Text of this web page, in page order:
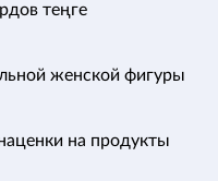
теңге
женской фигуры
на продукты